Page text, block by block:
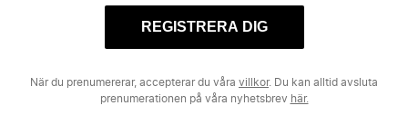
REGISTRERA DIG
När du prenumererar, accepterar du våra villkor. Du kan alltid avsluta
prenumerationen på våra nyhetsbrev här.